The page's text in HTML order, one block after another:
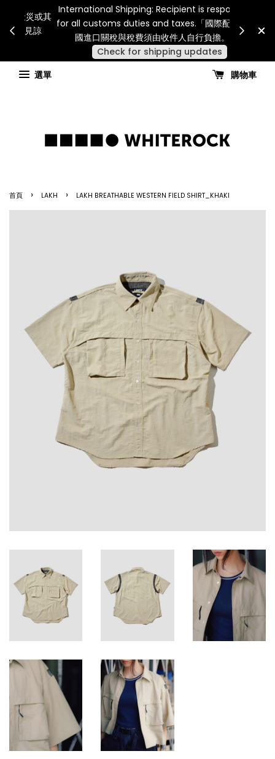
連假期間宅配服務將暫停配送。 如遇假日、天災或其
他不可抗力因素，出貨安排可能調整，敬請見諒
查看國內宅配最新公告
for all
國
選單
購物車
首頁 › LAKH › LAKH BREATHABLE WESTERN FIELD SHIRT_KHAKI